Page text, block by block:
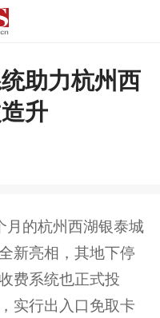
助力杭州西
升
的杭州西湖银泰城
新亮相，其地下停
费系统也正式投
实行出入口免取卡